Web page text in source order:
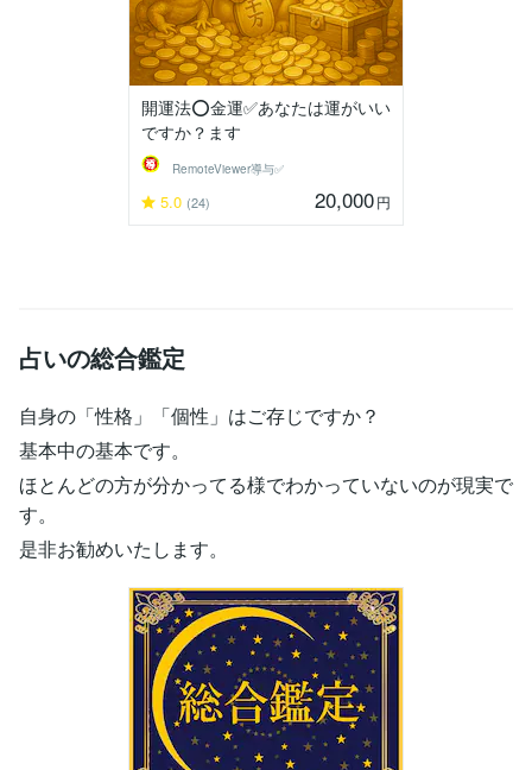
開運法⭕金運✅あなたは運がいい
ですか？ます
RemoteViewer導与✅
5.0 (24) 20,000円
占いの総合鑑定
自身の「性格」「個性」はご存じですか？
基本中の基本です。
ほとんどの方が分かってる様でわかっていないのが現実で
す。
是非お勧めいたします。